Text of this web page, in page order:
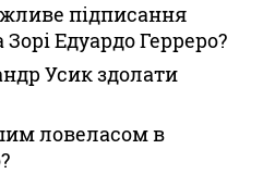
підписання
Едуардо Герреро?
Усик здолати
ловеласом в